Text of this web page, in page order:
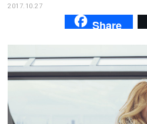
マッチングアプリ
あるある
2017.10.27
Share